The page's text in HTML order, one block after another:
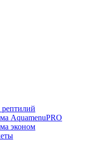
AquamenuPRO
эконом